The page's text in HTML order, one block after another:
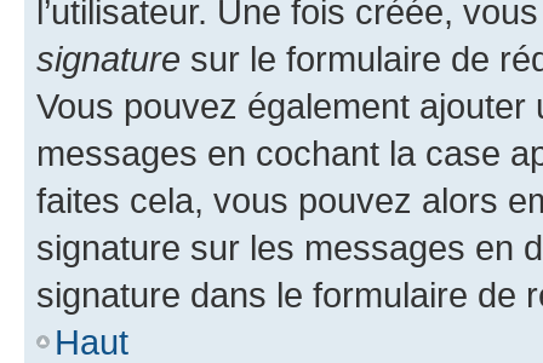
l’utilisateur. Une fois créée,
signature sur le formulaire de
Vous pouvez également
messages en cochant la case
faites cela, vous pouvez alors
signature sur les messages en
signature dans le formulaire de
Haut